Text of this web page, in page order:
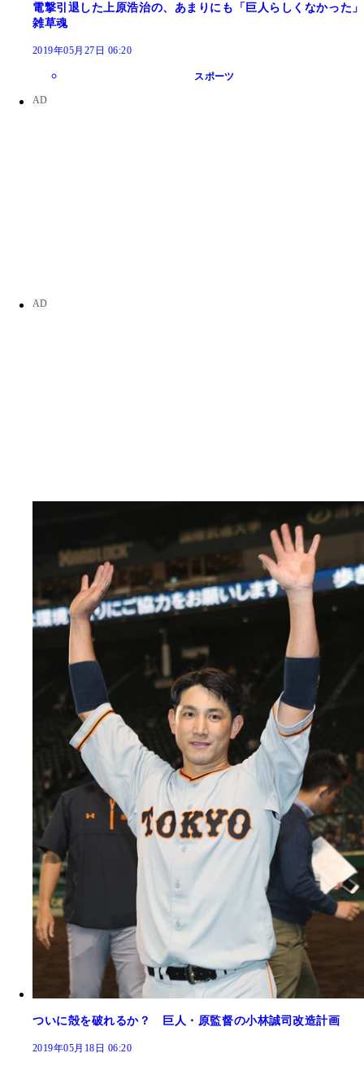
電撃引退した上原浩治の、あまりにも「巨人らしくなかった」
雑草魂
2019年05月27日 06:20
スポーツ
ついに殻を破れるか？ 巨人・原監督の小林誠司改造計画
2019年05月18日 06:20